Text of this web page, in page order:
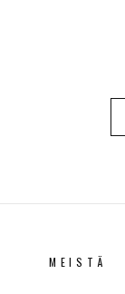
MEISTÄ